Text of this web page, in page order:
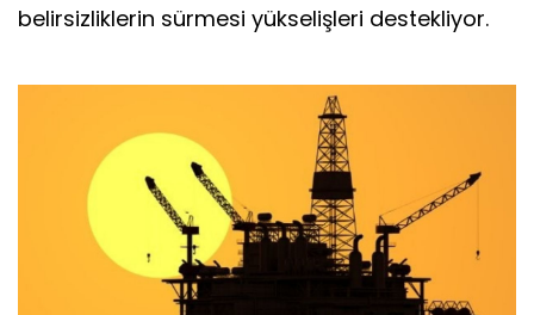
belirsizliklerin sürmesi yükselişleri destekliyor.